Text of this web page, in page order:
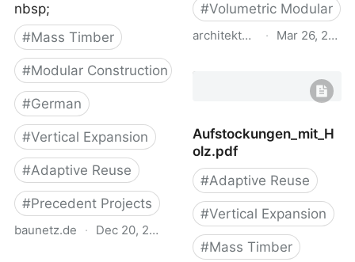
nbsp;
#Mass Timber
#Modular Construction
#German
#Vertical Expansion
#Adaptive Reuse
#Precedent Projects
baunetz.de · Dec 20, 2022
#Volumetric Modular
architekturbasel.ch
· Mar 26, 2022
- ArchitekturBasel
Aufstockungen_mit_H
olz.pdf
#Adaptive Reuse
#Vertical Expansion
#Mass Timber